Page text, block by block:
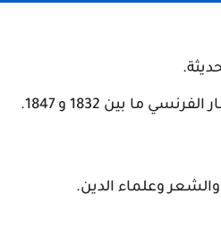
ما بين 1832 و 1847.
وعلماء الدين.